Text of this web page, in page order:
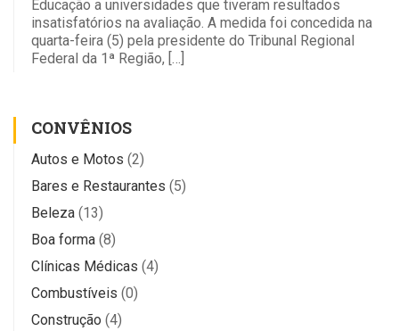
Educação a universidades que tiveram resultados
insatisfatórios na avaliação. A medida foi concedida na
quarta-feira (5) pela presidente do Tribunal Regional
Federal da 1ª Região, […]
CONVÊNIOS
Autos e Motos (2)
Bares e Restaurantes (5)
Beleza (13)
Boa forma (8)
Clínicas Médicas (4)
Combustíveis (0)
Construção (4)